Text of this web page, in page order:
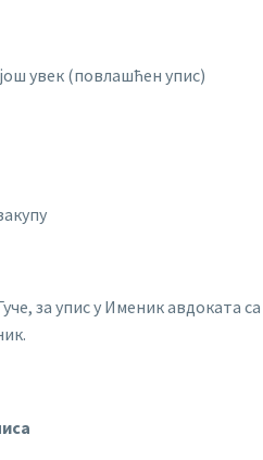
увек (повлашћен упис)
за упис у Именик авдоката